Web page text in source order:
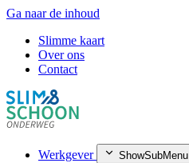
Ga naar de inhoud
Slimme kaart
Over ons
Contact
Werkgever ShowSubMenu